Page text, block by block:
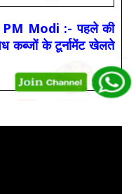
Modi :- पहले की
कब्जों के टूर्नामेंट खेलते